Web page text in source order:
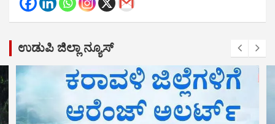
ಉಡುಪಿ ಜಿಲ್ಲಾ ನ್ಯೂಸ್